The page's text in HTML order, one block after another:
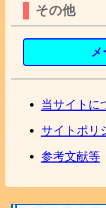
その他
メ
当サイトに
サイトポリ
参考文献等